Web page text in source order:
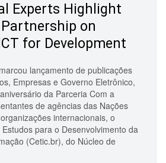
Experts Highlight
on
for Development
lançamento de publicações
Empresas e Governo Eletrônico,
da Parceria Com a
de agências das Nações
internacionais, o
para o Desenvolvimento da
(Cetic.br), do Núcleo de